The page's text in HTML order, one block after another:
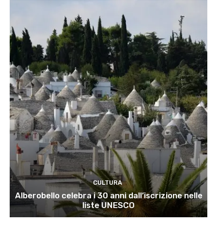
CULTURA
Alberobello celebra i 30 anni dall’iscrizione nelle
liste UNESCO